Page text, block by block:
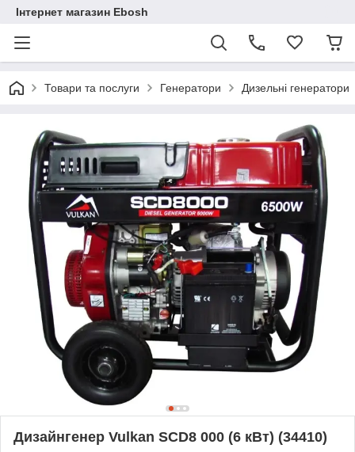
Інтернет магазин Ebosh
Товари та послуги Генератори Дизельні генератори
Дизайнгенер Vulkan SCD8 000 (6 кВт) (34410)